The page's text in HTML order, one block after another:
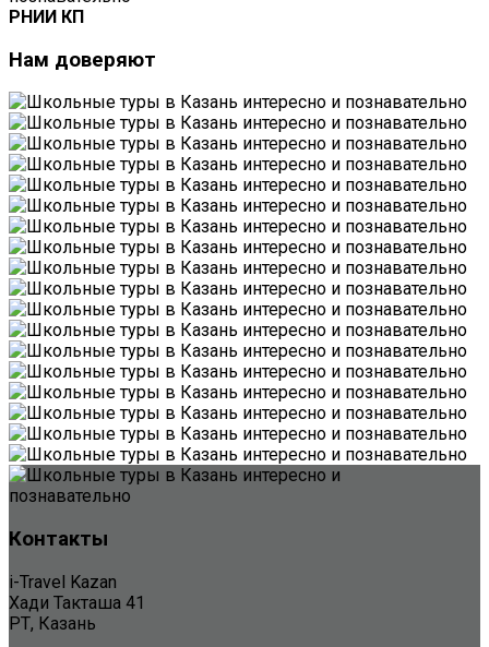
РНИИ КП
Нам доверяют
Контакты
i-Travel Kazan
Хади Такташа 41
РТ, Казань